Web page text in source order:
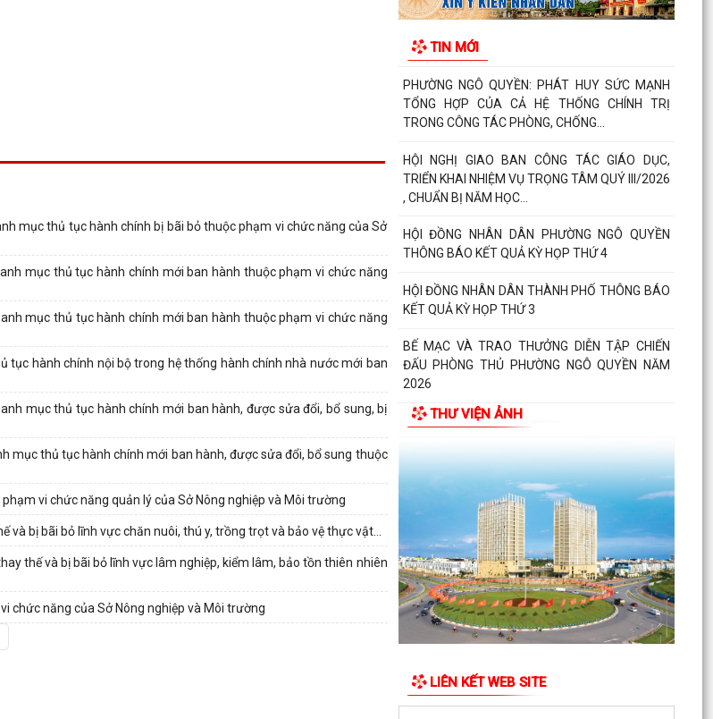
mục thủ tục hành chính bị bãi bỏ thuộc phạm vi chức năng của Sở
mục thủ tục hành chính mới ban hành thuộc phạm vi chức năng
mục thủ tục hành chính mới ban hành thuộc phạm vi chức năng
tục hành chính nội bộ trong hệ thống hành chính nhà nước mới ban
mục thủ tục hành chính mới ban hành, được sửa đổi, bổ sung, bị
mục thủ tục hành chính mới ban hành, được sửa đổi, bổ sung thuộc
vi chức năng quản lý của Sở Nông nghiệp và Môi trường
bị bãi bỏ lĩnh vực chăn nuôi, thú y, trồng trọt và bảo vệ thực vật...
thế và bị bãi bỏ lĩnh vực lâm nghiệp, kiểm lâm, bảo tồn thiên nhiên
chức năng của Sở Nông nghiệp và Môi trường
TIN MỚI
CHO CHÍNH QUYỀN
PHƯỜNG NGÔ QUYỀN: PHÁT HUY SỨC MẠNH
TỔNG HỢP CỦA CẢ HỆ THỐNG CHÍNH TRỊ
TRONG CÔNG TÁC PHÒNG, CHỐNG...
HỘI NGHỊ GIAO BAN CÔNG TÁC GIÁO DỤC,
TRIỂN KHAI NHIỆM VỤ TRỌNG TÂM QUÝ III/2026
, CHUẨN BỊ NĂM HỌC...
HỘI ĐỒNG NHÂN DÂN PHƯỜNG NGÔ QUYỀN
THÔNG BÁO KẾT QUẢ KỲ HỌP THỨ 4
HỘI ĐỒNG NHÂN DÂN THÀNH PHỐ THÔNG BÁO
KẾT QUẢ KỲ HỌP THỨ 3
BẾ MẠC VÀ TRAO THƯỞNG DIỄN TẬP CHIẾN
ĐẤU PHÒNG THỦ PHƯỜNG NGÔ QUYỀN NĂM
2026
Phường Ngô Quyền khai mạc Diễn tập chiến đấu
ĐẢNG ỦY - HĐND - UBND - UB MTTQ VIỆT NAM
PHƯỜNG NGÔ QUYỀN THƯ TRI ÂN GIA ĐÌNH
CÁC ANH HÙNG LIỆT...
HƯỚNG DẪN SỬ DỤNG APP TRA CỨU SỬ DỤNG
ĐIỆN
Phường Ngô Quyền: Chuỗi hoạt động tri ân,
“Đền ơn đáp nghĩa” thiết thực nhân kỷ niệm 79
năm Ngày...
PHƯỜNG NGÔ QUYỀN TỔ CHỨC HỘI NGHỊ TRAO
THƯ VIỆN ẢNH
LIÊN KẾT WEB SITE